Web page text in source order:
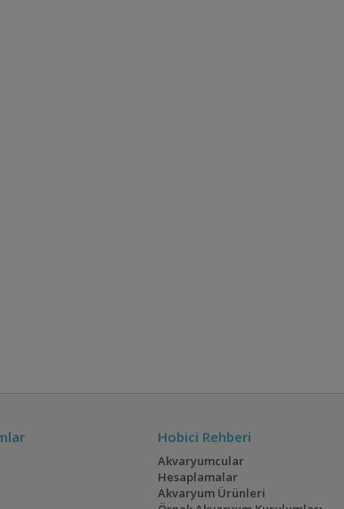
Hobici Rehberi
Akvaryumcular
Hesaplamalar
Akvaryum Ürünleri